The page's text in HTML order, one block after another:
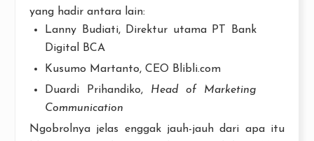
yang hadir antara lain:
Lanny Budiati, Direktur utama PT Bank
Digital BCA
Kusumo Martanto, CEO Blibli.com
Duardi Prihandiko, Head of Marketing
Communication
Ngobrolnya jelas enggak jauh-jauh dari apa itu